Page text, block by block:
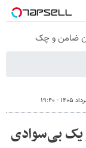
یک بی‌سوادی